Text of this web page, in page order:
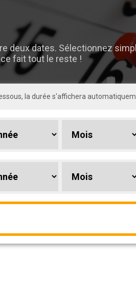
deux dates. Sélectionnez
fait tout le reste !
la durée s'affichera